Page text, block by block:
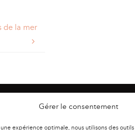
Gérer le consentement
une expérience optimale, nous utilisons des
de la mer